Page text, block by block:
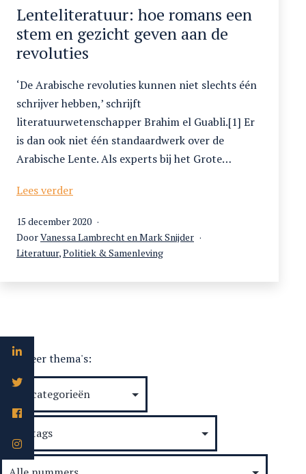
Lenteliteratuur: hoe romans een
stem en gezicht geven aan de
revoluties
‘De Arabische revoluties kunnen niet slechts één
schrijver hebben,’ schrijft
literatuurwetenschapper Brahim el Guabli.[1] Er
is dan ook niet één standaardwerk over de
Arabische Lente. Als experts bij het Grote…
Lees verderLenteliteratuur:
romans
een
stem
revoluties
Gepubliceerd
op
15 december 2020
DoorVanessa Lambrecht en Mark Snijder
Gecategoriseerd
Literatuur,Politiek & Samenleving
Selecteer thema's: